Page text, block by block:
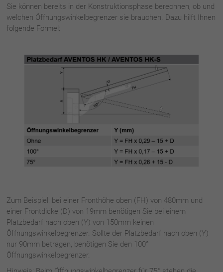
Sie können bereits in der Konstruktionsphase berechnen, ob und
welchen Öffnungswinkelbegrenzer sie brauchen. Dazu hilft Ihnen
folgende Formel:
Zum Beispiel: bei einer Fronthöhe oben (FH) von 480mm und
einer Frontdicke (D) von 19mm benötigen Sie bei einem
Platzbedarf nach oben (Y) von 150mm keinen
Öffnungswinkelbegrenzer. Sollte der Platzbedarf nach oben (Y)
nur 90mm betragen, benötigen Sie den 100°
Öffnungswinkelbegrenzer.